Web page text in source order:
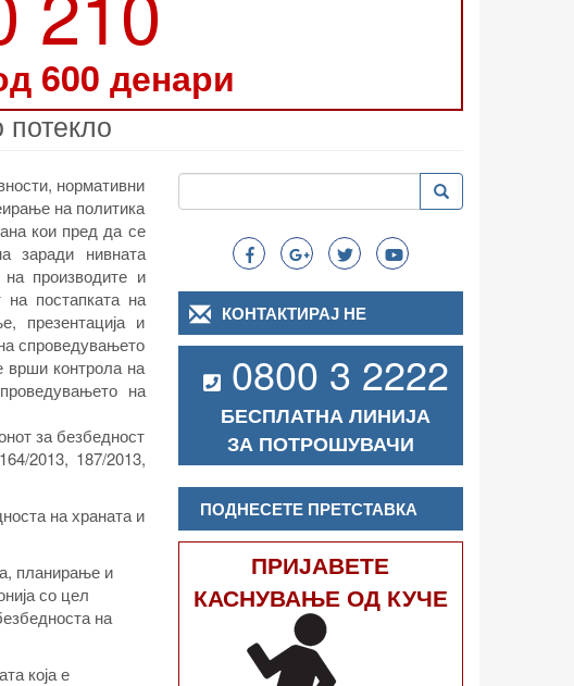
600 денари
нормативни
на политика
кои пред да се
заради нивната
производите и
на постапката на
презентација и
спроведувањето
врши контрола на
на
за безбедност
2013, 187/2013,
на храната и
планирање и
со цел
на
која е
Search
Пребарување Пребарување
КОНТАКТИРАЈ НЕ
0800 3 2222
БЕСПЛАТНА ЛИНИЈА
ЗА ПОТРОШУВАЧИ
ПОДНЕСЕТЕ ПРЕТСТАВКА
ПРИЈАВЕТЕ
КАСНУВАЊЕ ОД КУЧЕ